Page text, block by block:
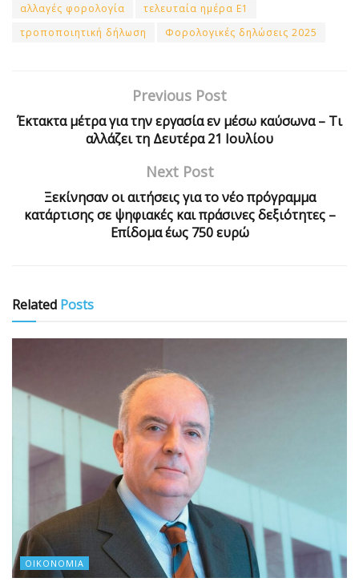
αλλαγές φορολογία
τελευταία ημέρα Ε1
τροποποιητική δήλωση
Φορολογικές δηλώσεις 2025
Previous Post
Έκτακτα μέτρα για την εργασία εν μέσω καύσωνα – Τι
αλλάζει τη Δευτέρα 21 Ιουλίου
Next Post
Ξεκίνησαν οι αιτήσεις για το νέο πρόγραμμα
κατάρτισης σε ψηφιακές και πράσινες δεξιότητες –
Επίδομα έως 750 ευρώ
Related Posts
ΟΙΚΟΝΟΜΊΑ